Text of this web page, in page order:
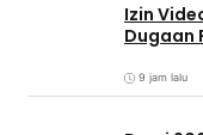
Izin
Dugaan
9 jam lalu